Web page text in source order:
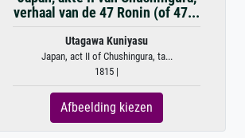
verhaal van de 47 Ronin (of 47...
Utagawa Kuniyasu
Japan, act II of Chushingura, ta...
1815 |
Afbeelding kiezen